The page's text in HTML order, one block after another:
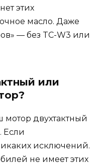
этих
масло. Даже
— без TC-W3 или
или
мотор двухтактный
Если
исключений.
не имеет этих